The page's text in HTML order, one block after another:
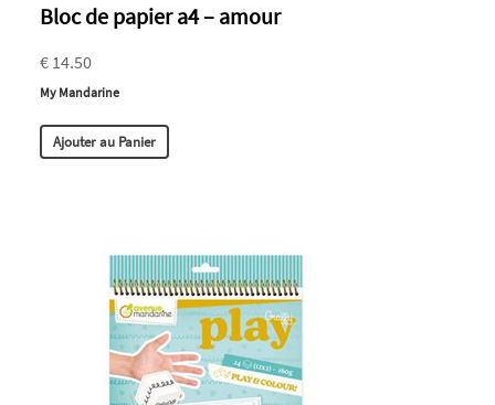
Bloc de papier a4 – amour
€ 14.50
My Mandarine
Ajouter au Panier